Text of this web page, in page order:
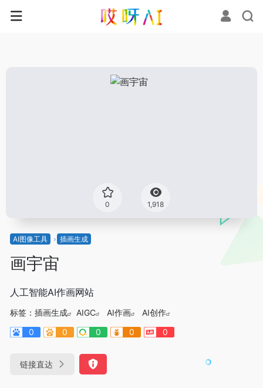
0 1,918
AI图像工具 插画生成
画宇宙
人工智能AI作画网站
标签： 插画生成 AIGC AI作画
AI创作
0
0 0 0 0
链接直达